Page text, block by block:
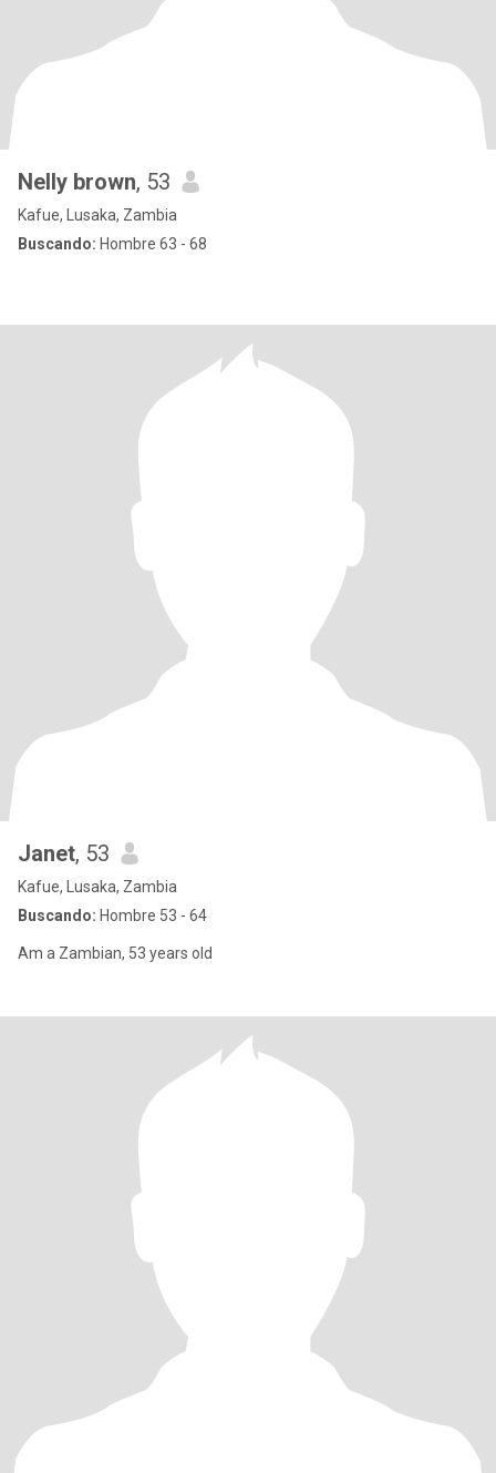
Nelly brown, 53
Kafue, Lusaka, Zambia
Buscando: Hombre 63 - 68
Janet, 53
Kafue, Lusaka, Zambia
Buscando: Hombre 53 - 64
Am a Zambian, 53 years old